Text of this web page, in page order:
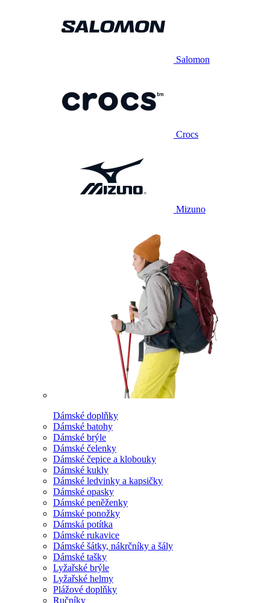
Salomon
Crocs
Mizuno
Dámské doplňky
Dámské batohy
Dámské brýle
Dámské čelenky
Dámské čepice a klobouky
Dámské kukly
Dámské ledvinky a kapsičky
Dámské opasky
Dámské peněženky
Dámské ponožky
Dámská potítka
Dámské rukavice
Dámské šátky, nákrčníky a šály
Dámské tašky
Lyžařské brýle
Lyžařské helmy
Plážové doplňky
Ručníky